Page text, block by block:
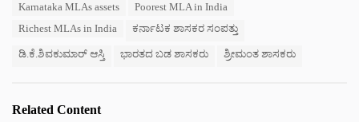
Karnataka MLAs assets
Poorest MLA in India
Richest MLAs in India
ಕರ್ನಾಟಕ ಶಾಸಕರ ಸಂಪತ್ತು
ಡಿ.ಕೆ.ಶಿವಕುಮಾರ್ ಆಸ್ತಿ ಭಾರತದ ಬಡ ಶಾಸಕರು ಶ್ರೀಮಂತ ಶಾಸಕರು
Related Content